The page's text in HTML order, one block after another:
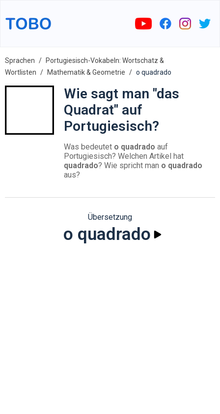
Sprachen
Portugiesisch-Vokabeln: Wortschatz &
Wortlisten
Mathematik & Geometrie o quadrado
Wie sagt man "das
Quadrat" auf
Portugiesisch?
Was bedeutet o quadrado auf
Portugiesisch? Welchen Artikel hat
quadrado? Wie spricht man o quadrado
aus?
Übersetzung
o quadrado